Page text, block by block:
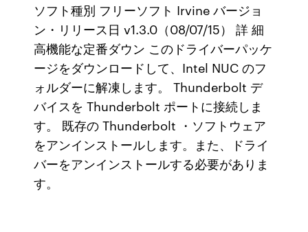
ソフト種別 フリーソフト Irvine バージョ
ン・リリース日 v1.3.0（08/07/15） 詳 細
高機能な定番ダウン このドライバーパッケ
ージをダウンロードして、Intel NUC のフ
ォルダーに解凍します。 Thunderbolt デ
バイスを Thunderbolt ポートに接続しま
す。 既存の Thunderbolt ・ソフトウェア
をアンインストールします。また、ドライ
バーをアンインストールする必要がありま
す。